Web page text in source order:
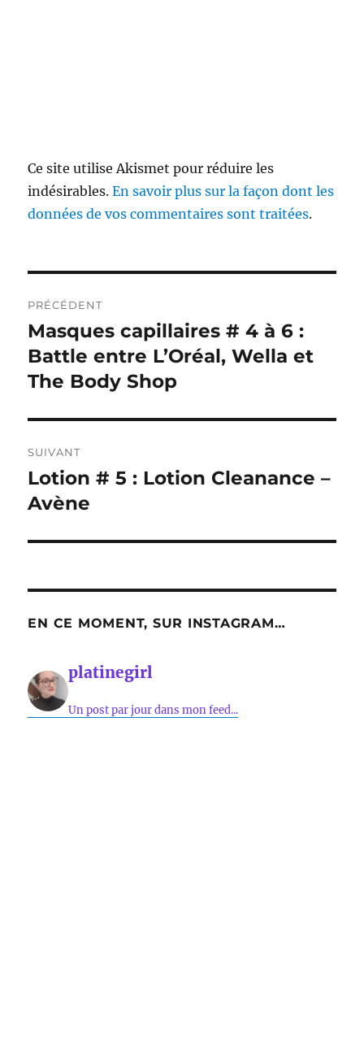
Ce site utilise Akismet pour réduire les
indésirables.En savoir plus sur la façon dont les
données de vos commentaires sont traitées.
de
l’article
PRÉCÉDENT
Publication
précédente :
Masques capillaires # 4 à 6 :
Battle entre L’Oréal, Wella et
The Body Shop
SUIVANT
Publication
suivante :
Lotion # 5 : Lotion Cleanance –
Avène
EN CE MOMENT, SUR INSTAGRAM…
platinegirl
Un post par jour dans mon feed...